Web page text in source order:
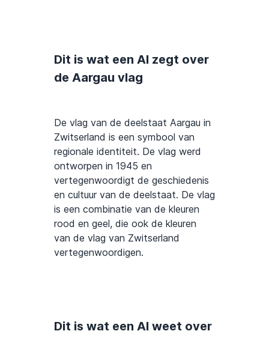
Dit is wat een AI zegt over
de Aargau vlag
De vlag van de deelstaat Aargau in
Zwitserland is een symbool van
regionale identiteit. De vlag werd
ontworpen in 1945 en
vertegenwoordigt de geschiedenis
en cultuur van de deelstaat. De vlag
is een combinatie van de kleuren
rood en geel, die ook de kleuren
van de vlag van Zwitserland
vertegenwoordigen.
Dit is wat een AI weet over